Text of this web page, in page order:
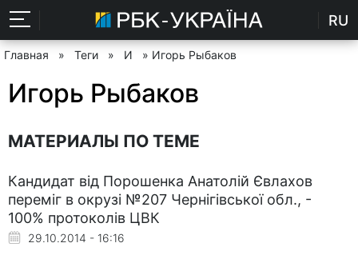
RU
Главная » Теги » И » Игорь Рыбаков
Игорь Рыбаков
МАТЕРИАЛЫ ПО ТЕМЕ
Кандидат від Порошенка Анатолій Євлахов
переміг в окрузі №207 Чернігівської обл., -
100% протоколів ЦВК
29.10.2014 - 16:16